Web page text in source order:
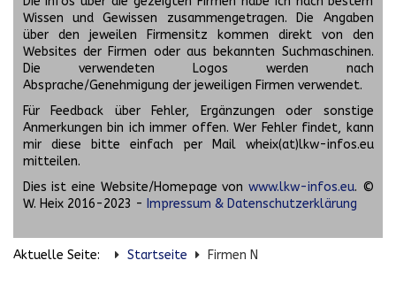
Wissen und Gewissen zusammengetragen. Die Angaben
über den jeweilen Firmensitz kommen direkt von den
Websites der Firmen oder aus bekannten Suchmaschinen.
Die verwendeten Logos werden nach
Absprache/Genehmigung der jeweiligen Firmen verwendet.
Für Feedback über Fehler, Ergänzungen oder sonstige
Anmerkungen bin ich immer offen. Wer Fehler findet, kann
mir diese bitte einfach per Mail wheix(at)lkw-infos.eu
mitteilen.
Dies ist eine Website/Homepage von www.lkw-infos.eu. ©
W. Heix 2016-2023 - Impressum & Datenschutzerklärung
Aktuelle Seite: Startseite Firmen N